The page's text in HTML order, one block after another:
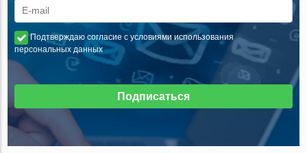
Подтверждаю согласие с условиями использования
персональных данных
Подписаться